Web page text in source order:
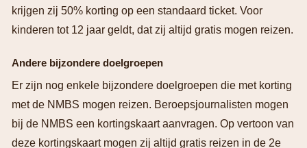
krijgen zij 50% korting op een standaard ticket. Voor
kinderen tot 12 jaar geldt, dat zij altijd gratis mogen reizen.
Andere bijzondere doelgroepen
Er zijn nog enkele bijzondere doelgroepen die met korting
met de NMBS mogen reizen. Beroepsjournalisten mogen
bij de NMBS een kortingskaart aanvragen. Op vertoon van
deze kortingskaart mogen zij altijd gratis reizen in de 2e